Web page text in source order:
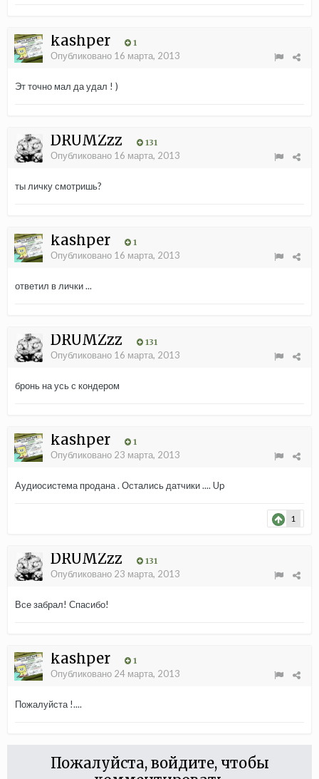
kashper 1
Опубликовано 16 марта, 2013
Эт точно мал да удал ! )
DRUMZzz 131
Опубликовано 16 марта, 2013
ты личку смотришь?
kashper 1
Опубликовано 16 марта, 2013
ответил в лички ...
DRUMZzz 131
Опубликовано 16 марта, 2013
бронь на усь с кондером
kashper 1
Опубликовано 23 марта, 2013
Аудиосистема продана . Остались датчики .... Up
1
DRUMZzz 131
Опубликовано 23 марта, 2013
Все забрал! Спасибо!
kashper 1
Опубликовано 24 марта, 2013
Пожалуйста !....
Пожалуйста, войдите, чтобы